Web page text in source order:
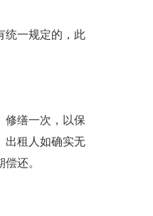
统一规定的，此
修缮一次，以保
出租人如确实无
还。